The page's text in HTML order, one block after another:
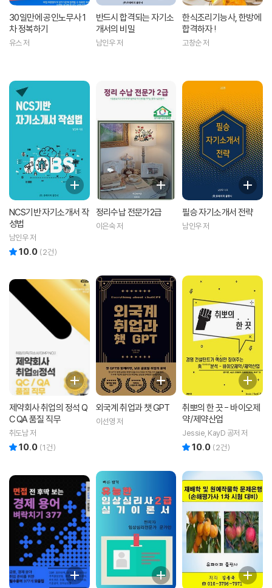
30일만에 공인노무사 1
차 정복하기
유스 저
반드시 합격되는 자기소
개서의 비밀
남인우 저
한식조리기능사, 한방에
합격하자 !
고창순 저
NCS기반 자기소개서 작
성법
남인우 저
10.0 (2건)
정리수납 전문가2급
이은숙 저
필승 자기소개서 전략
남인우 저
제약회사 취업의 정석 Q
C QA 품질 직무
취도남 저
10.0 (1건)
외국계 취업과 챗 GPT
이선영 저
취뽀의 한 끗 - 바이오제
약/제약산업
Jessie, KayD 공저 저
10.0 (2건)